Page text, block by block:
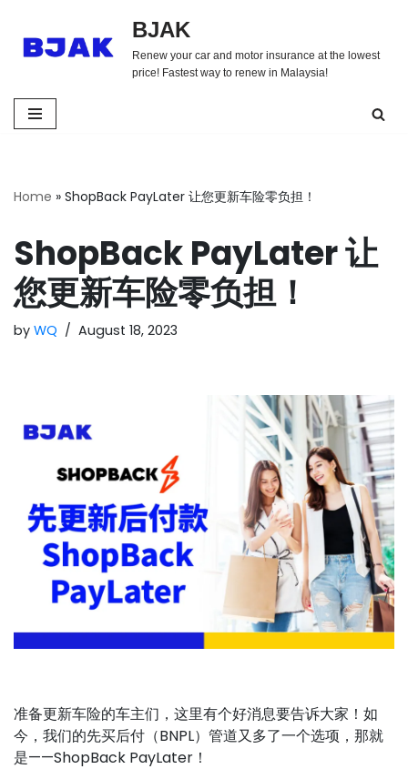
Skip
BJAK
Renew your car and motor insurance at the lowest
price! Fastest way to renew in Malaysia!
Home » ShopBack PayLater 让您更新车险零负担！
ShopBack PayLater 让
您更新车险零负担！
by WQ August 18, 2023
准备更新车险的车主们，这里有个好消息要告诉大家！如
今，我们的先买后付（BNPL）管道又多了一个选项，那就
是——ShopBack PayLater！